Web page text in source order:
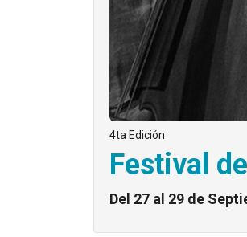
4ta Edición
Festival
Del 27 al 29 de